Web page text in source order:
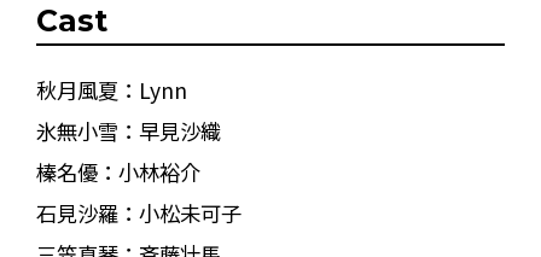
Cast
秋月風夏：Lynn
氷無小雪：早見沙織
榛名優：小林裕介
石見沙羅：小松未可子